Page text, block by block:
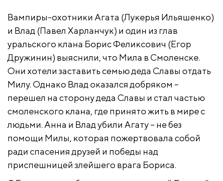
Вампиры-охотники Агата (Лукерья Ильяшенко)
и Влад (Павел Харланчук) и один из глав
уральского клана Борис Феликсович (Егор
Дружинин) выяснили, что Мила в Смоленске.
Они хотели заставить семью деда Славы отдать
Милу. Однако Влад оказался добряком –
перешел на сторону деда Славы и стал частью
смоленского клана, где принято жить в мире с
людьми. Анна и Влад убили Агату – не без
помощи Милы, которая пожертвовала собой
ради спасения друзей и победы над
приспешницей злейшего врага Бориса.